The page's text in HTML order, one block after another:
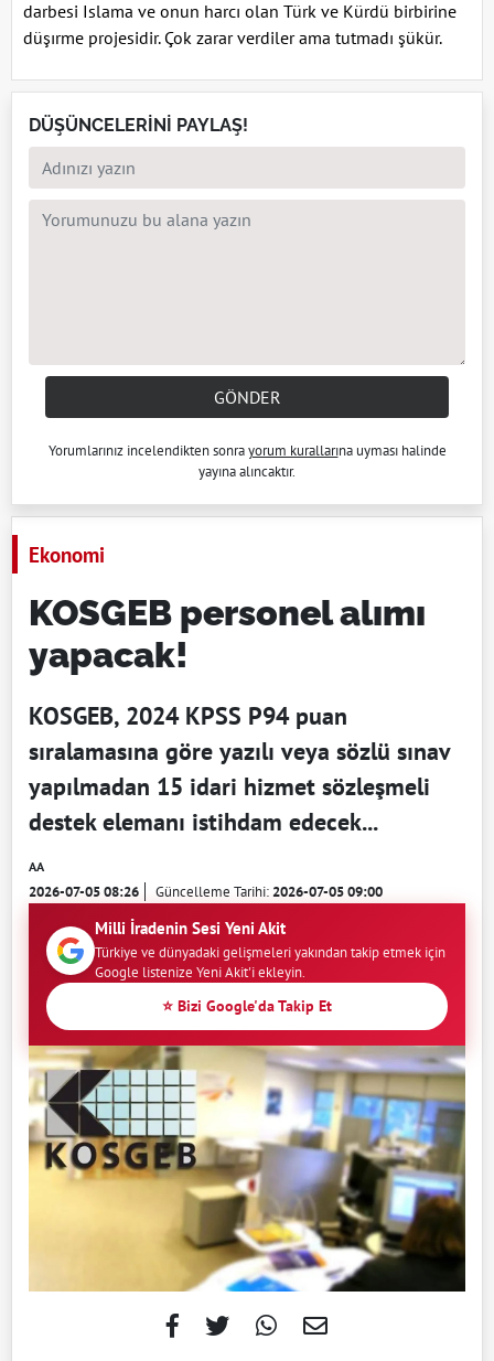
darbesi Islama ve onun harcı olan Türk ve Kürdü birbirine
düşırme projesidir. Çok zarar verdiler ama tutmadı şükür.
DÜŞÜNCELERİNİ PAYLAŞ!
GÖNDER
Yorumlarınız incelendikten sonrayorum kurallarına uyması halinde
yayına alıncaktır.
Ekonomi
KOSGEB personel alımı
yapacak!
KOSGEB, 2024 KPSS P94 puan
sıralamasına göre yazılı veya sözlü sınav
yapılmadan 15 idari hizmet sözleşmeli
destek elemanı istihdam edecek...
AA
2026-07-05 08:26 Güncelleme Tarihi:2026-07-05 09:00
Milli İradenin Sesi Yeni Akit
Türkiye ve dünyadaki gelişmeleri yakından takip etmek için
Google listenize Yeni Akit'i ekleyin.
⭐ Bizi Google'da Takip Et